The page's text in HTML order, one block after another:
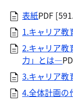
表紙PDF
1.キャリア教
2.キャリア
力」とは―
3.キャリア教
4.全体計画の